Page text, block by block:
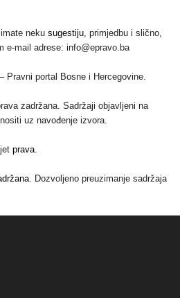
neku sugestiju, primjedbu i slično,
e-mail adrese: info@epravo.ba
– Pravni portal Bosne i Hercegovine.
zadržana. Sadržaji objavljeni na
uz navođenje izvora.
prava.
. Dozvoljeno preuzimanje sadržaja